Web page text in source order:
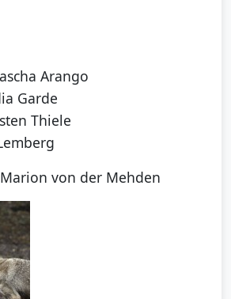
Arango
Garde
Thiele
von der Mehden